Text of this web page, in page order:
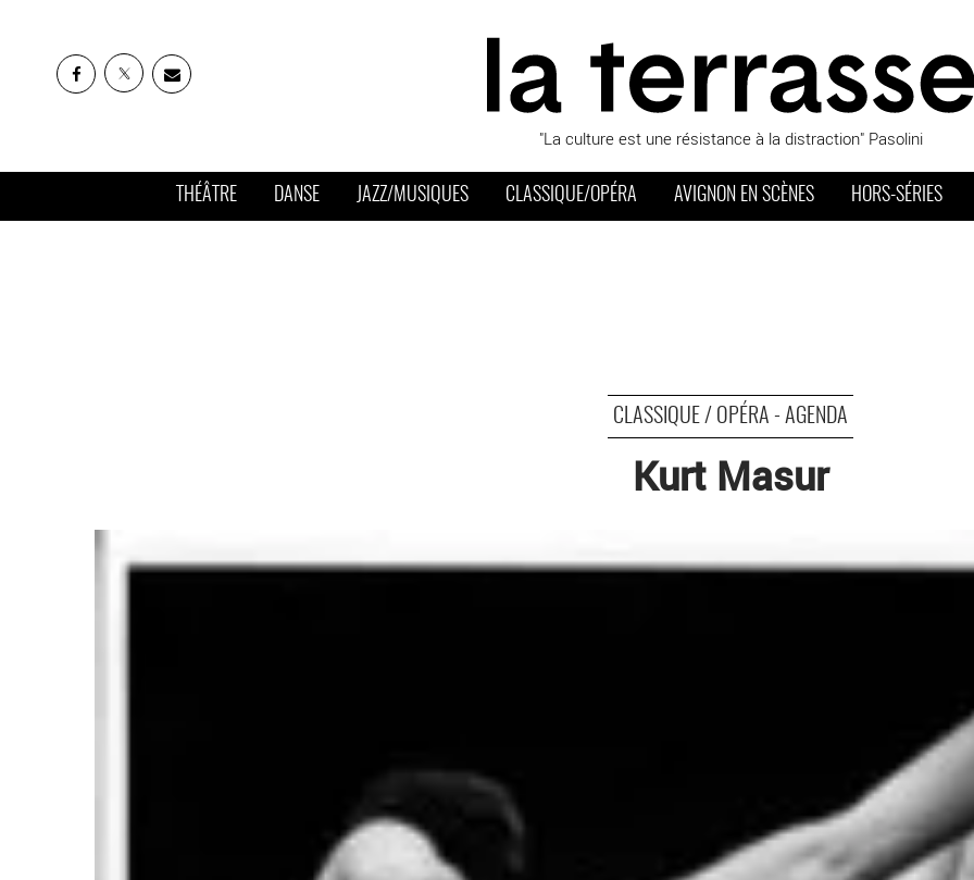
"La culture est une résistance à la distraction" Pasolini
THÉÂTRE DANSE JAZZ/MUSIQUES CLASSIQUE/OPÉRA AVIGNON EN SCÈNES HORS-SÉRIES
CLASSIQUE / OPÉRA - AGENDA
Kurt Masur